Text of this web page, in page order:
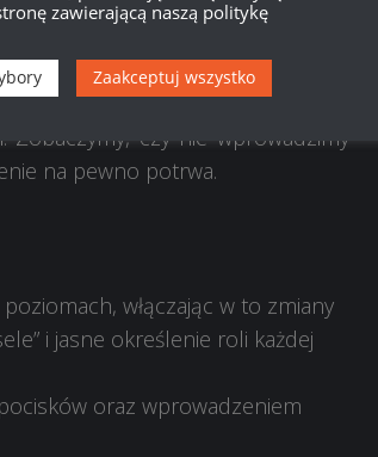
latającego drona zamiast
czy nie wprowadzimy
na pewno potrwa.
włączając w to zmiany
i jasne określenie roli każdej
oraz wprowadzeniem
zawierającą naszą politykę
Zaakceptuj wszystko